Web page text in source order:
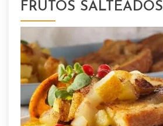
FRUTOS SALTEADOS